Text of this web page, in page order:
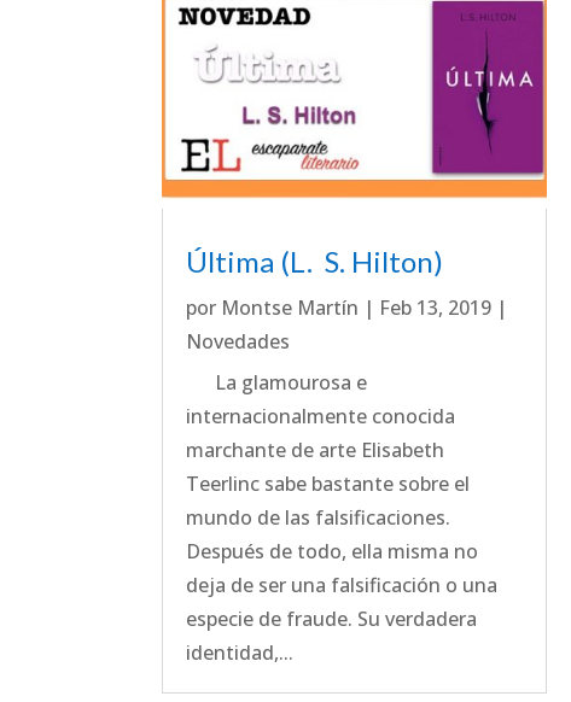
Última (L. S. Hilton)
por Montse Martín | Feb 13, 2019 |
Novedades
La glamourosa e
internacionalmente conocida
marchante de arte Elisabeth
Teerlinc sabe bastante sobre el
mundo de las falsificaciones.
Después de todo, ella misma no
deja de ser una falsificación o una
especie de fraude. Su verdadera
identidad,...